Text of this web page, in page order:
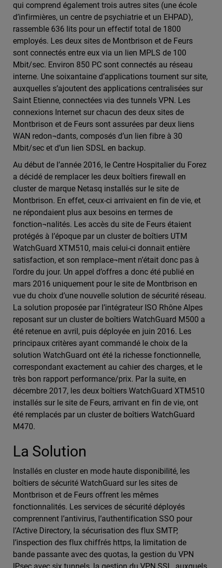
qui comprend également trois autres sites (une école
d’infirmières, un centre de psychiatrie et un EHPAD),
rassemble 636 lits pour un effectif total de 1800
employés. Les deux sites de Montbrison et de Feurs
sont connectés entre eux via un lien MPLS de 100
Mbit/sec. Environ 850 PC sont connectés au réseau
interne. Une soixantaine d’applications tournent sur site,
auxquelles s’ajoutent des applications centralisées sur
Saint Etienne, connectées via des tunnels VPN. Les
connexions Internet sur chacun des deux sites de
Montbrison et de Feurs sont assurées par deux liens
WAN redon¬dants, composés d’un lien fibre à 30
Mbit/sec et d’un lien SDSL en backup.
Au début de l’année 2016, le Centre Hospitalier du Forez
a décidé de remplacer les deux boîtiers firewall en
cluster de marque Netasq installés sur le site de
Montbrison. En effet, ceux-ci arrivaient en fin de vie, et
ne répondaient plus aux besoins en termes de
fonction¬nalités. Les accès du site de Feurs étaient
protégés à l’époque par un cluster de boîtiers UTM
WatchGuard XTM510, mais celui-ci donnait entière
satisfaction, et son remplace¬ment n’était donc pas à
l’ordre du jour. Un appel d’offres a donc été publié en
mars 2016 uniquement pour le site de Montbrison en
vue du choix d’une nouvelle solution de sécurité réseau.
La solution proposée par l’intégrateur ISO Rhône Alpes
reposant sur un cluster de boîtiers WatchGuard M500 a
été retenue en avril, puis déployée en juin 2016. Les
principaux critères ayant commandé le choix de la
solution WatchGuard ont été la richesse fonctionnelle,
correspondant exactement au cahier des charges, et le
très bon rapport performance/prix. Par la suite, en
décembre 2017, les deux boîtiers WatchGuard XTM510
installés sur le site de Feurs, arrivant en fin de vie, ont
été remplacés par un cluster de boîtiers WatchGuard
M470.
La Solution
Installés en cluster en mode haute disponibilité, les
boîtiers de sécurité WatchGuard sur les sites de
Montbrison et de Feurs offrent les mêmes
fonctionnalités. Les services de sécurité déployés
comprennent l’antivirus, l’authentification SSO pour
l’Active Directory, la sécurisation des flux SMTP,
l’inspection des flux chiffrés https, la limitation de
bande passante avec des quotas, la gestion du VPN